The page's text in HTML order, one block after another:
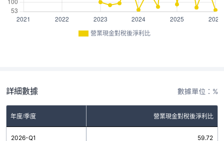
營業現金對稅後淨利比
詳細數據 數據單位：%
年度/季度 營業現金對稅後淨利比
2026-Q1 59.72